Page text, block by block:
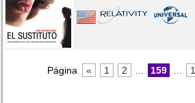
Página « 1 2 159